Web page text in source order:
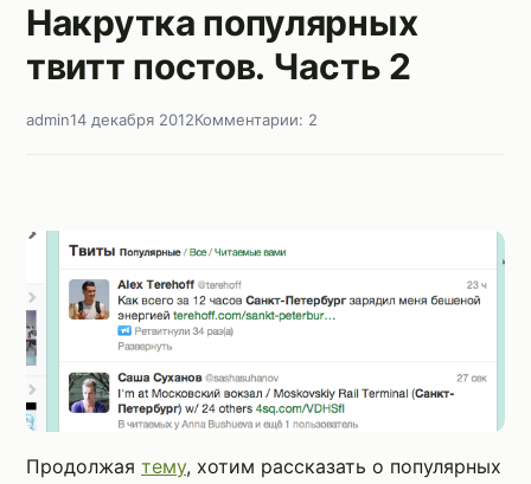
Накрутка популярных
твитт постов. Часть 2
admin14 декабря 2012Комментарии: 2
Продолжая тему, хотим рассказать о популярных